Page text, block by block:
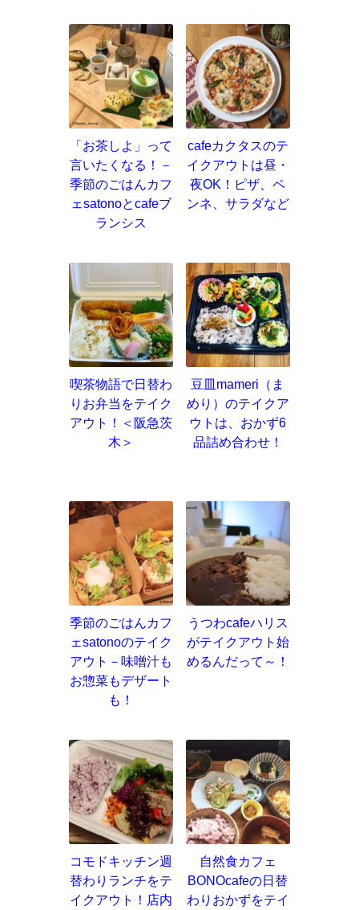
「お茶しよ」って
言いたくなる！－
季節のごはんカフ
ェsatonoとcafeブ
ランシス
cafeカクタスのテ
イクアウトは昼・
夜OK！ピザ、ペ
ンネ、サラダなど
喫茶物語で日替わ
りお弁当をテイク
アウト！＜阪急茨
木＞
豆皿mameri（ま
めり）のテイクア
ウトは、おかず6
品詰め合わせ！
季節のごはんカフ
ェsatonoのテイク
アウト－味噌汁も
お惣菜もデザート
も！
うつわcafeハリス
がテイクアウト始
めるんだって～！
コモドキッチン週
替わりランチをテ
イクアウト！店内
自然食カフェ
BONOcafeの日替
わりおかずをテイ